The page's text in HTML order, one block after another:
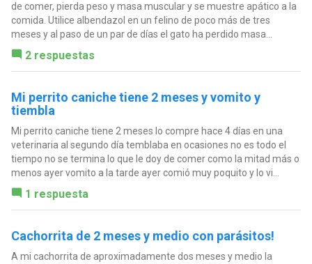
de comer, pierda peso y masa muscular y se muestre apático a la
comida. Utilice albendazol en un felino de poco más de tres
meses y al paso de un par de días el gato ha perdido masa...
2 respuestas
Mi perrito caniche tiene 2 meses y vomito y
tiembla
Mi perrito caniche tiene 2 meses lo compre hace 4 días en una
veterinaria al segundo día temblaba en ocasiones no es todo el
tiempo no se termina lo que le doy de comer como la mitad más o
menos ayer vomito a la tarde ayer comió muy poquito y lo vi...
1 respuesta
Cachorrita de 2 meses y medio con parásitos!
A mi cachorrita de aproximadamente dos meses y medio la